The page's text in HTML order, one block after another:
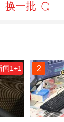
换一批
闻1+1 2